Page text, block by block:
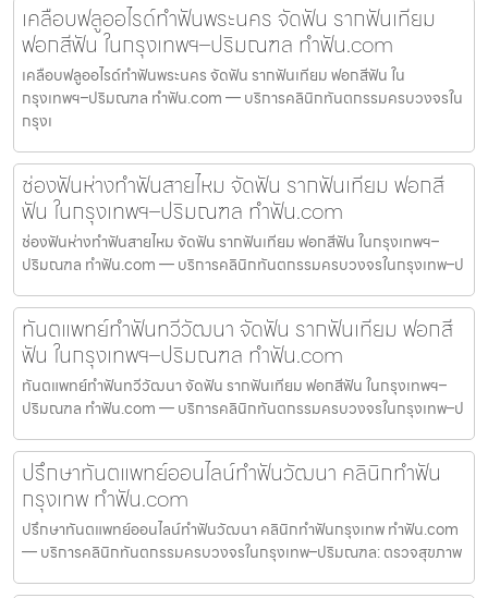
เคลือบฟลูออไรด์ทำฟันพระนคร จัดฟัน รากฟันเทียม
ฟอกสีฟัน ในกรุงเทพฯ–ปริมณฑล ทำฟัน.com
เคลือบฟลูออไรด์ทำฟันพระนคร จัดฟัน รากฟันเทียม ฟอกสีฟัน ใน
กรุงเทพฯ–ปริมณฑล ทำฟัน.com — บริการคลินิกทันตกรรมครบวงจรใน
กรุงเ
ช่องฟันห่างทำฟันสายไหม จัดฟัน รากฟันเทียม ฟอกสี
ฟัน ในกรุงเทพฯ–ปริมณฑล ทำฟัน.com
ช่องฟันห่างทำฟันสายไหม จัดฟัน รากฟันเทียม ฟอกสีฟัน ในกรุงเทพฯ–
ปริมณฑล ทำฟัน.com — บริการคลินิกทันตกรรมครบวงจรในกรุงเทพ–ป
ทันตแพทย์ทำฟันทวีวัฒนา จัดฟัน รากฟันเทียม ฟอกสี
ฟัน ในกรุงเทพฯ–ปริมณฑล ทำฟัน.com
ทันตแพทย์ทำฟันทวีวัฒนา จัดฟัน รากฟันเทียม ฟอกสีฟัน ในกรุงเทพฯ–
ปริมณฑล ทำฟัน.com — บริการคลินิกทันตกรรมครบวงจรในกรุงเทพ–ป
ปรึกษาทันตแพทย์ออนไลน์ทำฟันวัฒนา คลินิกทำฟัน
กรุงเทพ ทำฟัน.com
ปรึกษาทันตแพทย์ออนไลน์ทำฟันวัฒนา คลินิกทำฟันกรุงเทพ ทำฟัน.com
— บริการคลินิกทันตกรรมครบวงจรในกรุงเทพ–ปริมณฑล: ตรวจสุขภาพ